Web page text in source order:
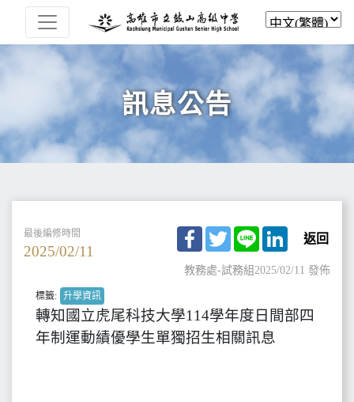
訊息公告
最後編修時間
2025/02/11
Facebook
TwitterLine LinkedIn
返回
教務處-試務組2025/02/11 發佈
標籤: 升學資訊
轉知國立虎尾科技大學114學年度日間部四
年制運動績優學生單獨招生相關訊息